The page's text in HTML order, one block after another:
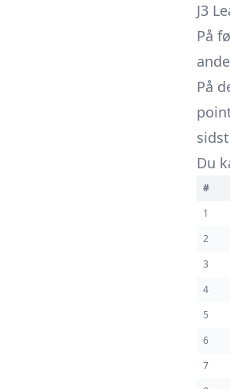
J3
På
På
Du
#
1
2
3
4
5
6
7